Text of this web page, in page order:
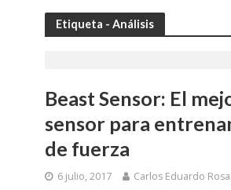
Etiqueta - Análisis
Beast Sensor: El
sensor para
de fuerza
6 julio, 2017 Carlos Eduardo